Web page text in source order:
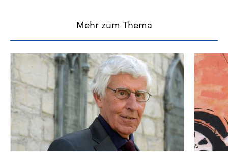
Mehr zum Thema